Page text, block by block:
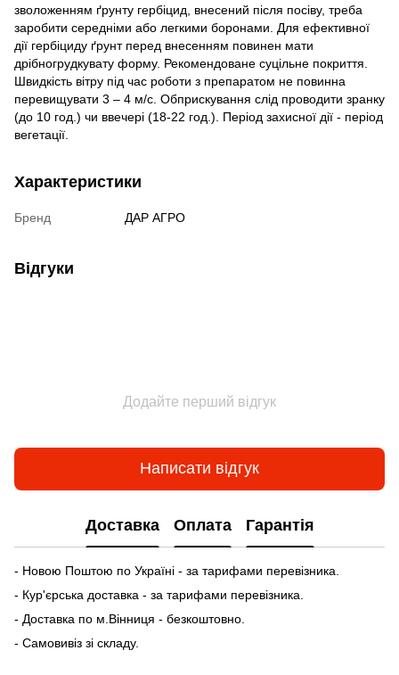
зволоженням ґрунту гербіцид, внесений після посіву, треба
заробити середніми або легкими боронами. Для ефективної
дії гербіциду ґрунт перед внесенням повинен мати
дрібногрудкувату форму. Рекомендоване суцільне покриття.
Швидкість вітру під час роботи з препаратом не повинна
перевищувати 3 – 4 м/с. Обприскування слід проводити зранку
(до 10 год.) чи ввечері (18-22 год.). Період захисної дії - період
вегетації.
Характеристики
Бренд ДАР АГРО
Відгуки
Додайте перший відгук
Написати відгук
Доставка Оплата Гарантія
- Новою Поштою по Україні - за тарифами перевізника.
- Кур'єрська доставка - за тарифами перевізника.
- Доставка по м.Вінниця - безкоштовно.
- Самовивіз зі складу.